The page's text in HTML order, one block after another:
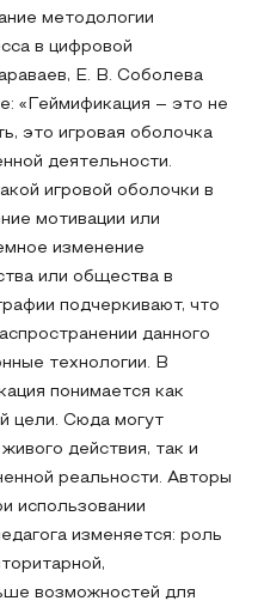
методологии
в цифровой
Е. В. Соболева
«Геймификация – это не
это игровая оболочка
деятельности.
игровой оболочки в
мотивации или
изменение
или общества в
подчеркивают, что
данного
технологии. В
понимается как
цели. Сюда могут
действия, так и
реальности. Авторы
использовании
изменяется: роль
возможностей для